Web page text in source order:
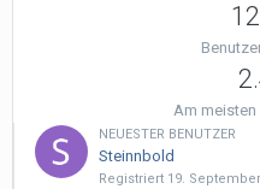
Am meisten
NEUESTER BENUTZER
Steinnbold
Registriert 19. September